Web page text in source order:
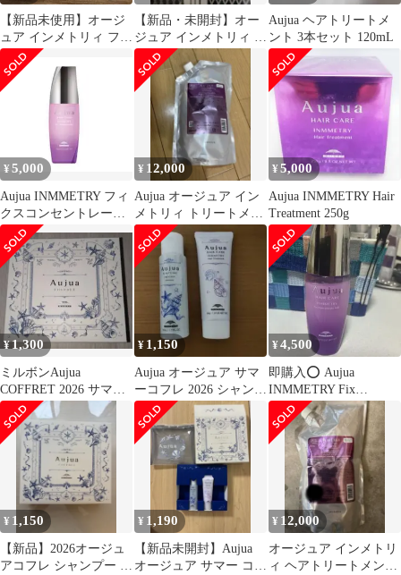
【新品未使用】オージ
ュア インメトリィ フィ
クスコンセントレート
ミルク20g
【新品・未開封】オー
ジュア インメトリィ コ
ントロールクリーム
135g（箱付き）
Aujua ヘアトリートメ
ント 3本セット 120mL
¥5,000
Aujua INMMETRY フィ
クスコンセントレート
セラム
¥ 12,000
Aujua オージュア イン
メトリィ トリートメン
ト 1000g
¥5,000
Aujua INMMETRY Hair
Treatment 250g
¥1,300
ミルボンAujua
COFFRET 2026 サマ
ー コフレセット
¥ 1,150
Aujua オージュア サマ
ーコフレ 2026 シャンプ
ー、トリートメントの
み
¥4,500
即購入⭕️ Aujua
INMMETRY Fix
Concentrate Milk
¥ 1,150
【新品】2026オージュ
アコフレ シャンプー ト
¥ 1,190
【新品未開封】Aujua
オージュア サマー コフ
¥ 12,000
オージュア インメトリ
ィ ヘアトリートメント